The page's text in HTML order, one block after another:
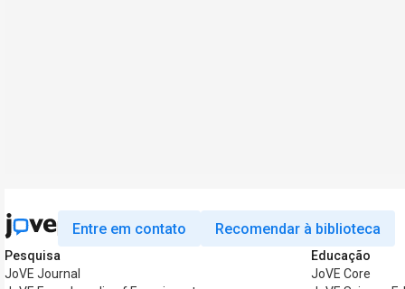
Entre em contato Recomendar à biblioteca
Pesquisa
JoVE Journal
Educação
JoVE Core